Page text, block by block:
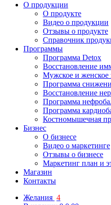
О продукции
О продукте
Видео о продукции
Отзывы о продукте
Справочник
Программы
Программа Detox
Восстановление
Мужское и женское
Программа
Восстановление
Программа
Программа
Костномышечная
Бизнес
О бизнесе
Видео о маркетинге
Отзывы о бизнесе
Маркетинг план и
Магазин
Контакты
Желания 4